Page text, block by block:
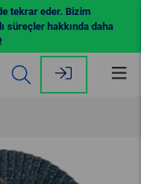
tekrar eder. Bizim
süreçler hakkında daha